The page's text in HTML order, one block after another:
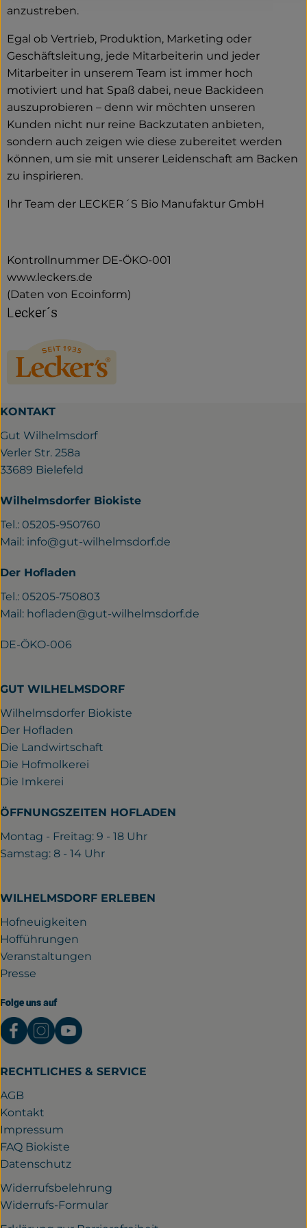
anzustreben.
Egal ob Vertrieb, Produktion, Marketing oder
Geschäftsleitung, jede Mitarbeiterin und jeder
Mitarbeiter in unserem Team ist immer hoch
motiviert und hat Spaß dabei, neue Backideen
auszuprobieren – denn wir möchten unseren
Kunden nicht nur reine Backzutaten anbieten,
sondern auch zeigen wie diese zubereitet werden
können, um sie mit unserer Leidenschaft am Backen
zu inspirieren.
Ihr Team der LECKER´S Bio Manufaktur GmbH
Kontrollnummer DE-ÖKO-001
www.leckers.de
(Daten von Ecoinform)
Lecker´s
KONTAKT
Gut Wilhelmsdorf
Verler Str. 258a
33689 Bielefeld
Wilhelmsdorfer Biokiste
Tel.: 05205-950760
Mail: info@gut-wilhelmsdorf.de
Der Hofladen
Tel.: 05205-750803
Mail: hofladen@gut-wilhelmsdorf.de
DE-ÖKO-006
GUT WILHELMSDORF
Wilhelmsdorfer Biokiste
Der Hofladen
Die Landwirtschaft
Die Hofmolkerei
Die Imkerei
ÖFFNUNGSZEITEN HOFLADEN
Montag - Freitag: 9 - 18 Uhr
Samstag: 8 - 14 Uhr
WILHELMSDORF ERLEBEN
Hofneuigkeiten
Hofführungen
Veranstaltungen
Presse
Folge uns auf
Externer Link zu https://www.facebook.com/
Externer Link zu https://
Externer Link zu https://
RECHTLICHES & SERVICE
AGB
Kontakt
Impressum
FAQ Biokiste
Datenschutz
Widerrufsbelehrung
Widerrufs-Formular